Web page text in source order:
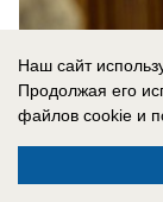
Наш сайт
Продолжая его
файлов cookie и